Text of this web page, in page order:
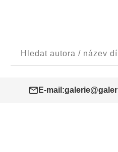
mail E-mail: